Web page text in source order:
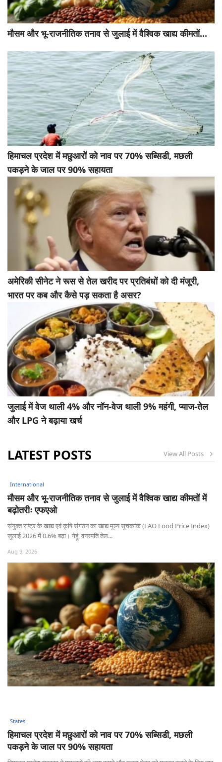
मौसम और भू-राजनीतिक तनाव से जुलाई में वैश्विक खाद्य कीमतों...
हिमाचल प्रदेश में मछुआरों को नाव पर 70% सब्सिडी, मछली
पकड़ने के जाल पर 90% सहायता
अमेरिकी सीनेट ने रूस से तेल खरीद पर प्रतिबंधों को दी मंजूरी,
भारत पर कब और कैसे पड़ सकता है असर?
जुलाई में वेज थाली 4% और नॉन-वेज थाली 9% महंगी, प्याज-तेल
और LPG ने बढ़ाया खर्च
LATEST POSTS View All Posts
मौसम और भू-राजनीतिक तनाव से जुलाई में वैश्विक खाद्य कीमतों में
बढ़ोतरीः एफएओ
संयुक्त राष्ट्र के खाद्य एवं कृषि संगठन का खाद्य मूल्य सूचकांक (FAO Food Price Index)
जुलाई 2026 में 0.6% बढ़ा। गेहूं, वनस्पति तेल...
Aug 9, 2026
International
हिमाचल प्रदेश में मछुआरों को नाव पर 70% सब्सिडी, मछली
पकड़ने के जाल पर 90% सहायता
States